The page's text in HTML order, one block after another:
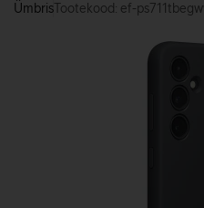
ÜmbrisTootekood: ef-